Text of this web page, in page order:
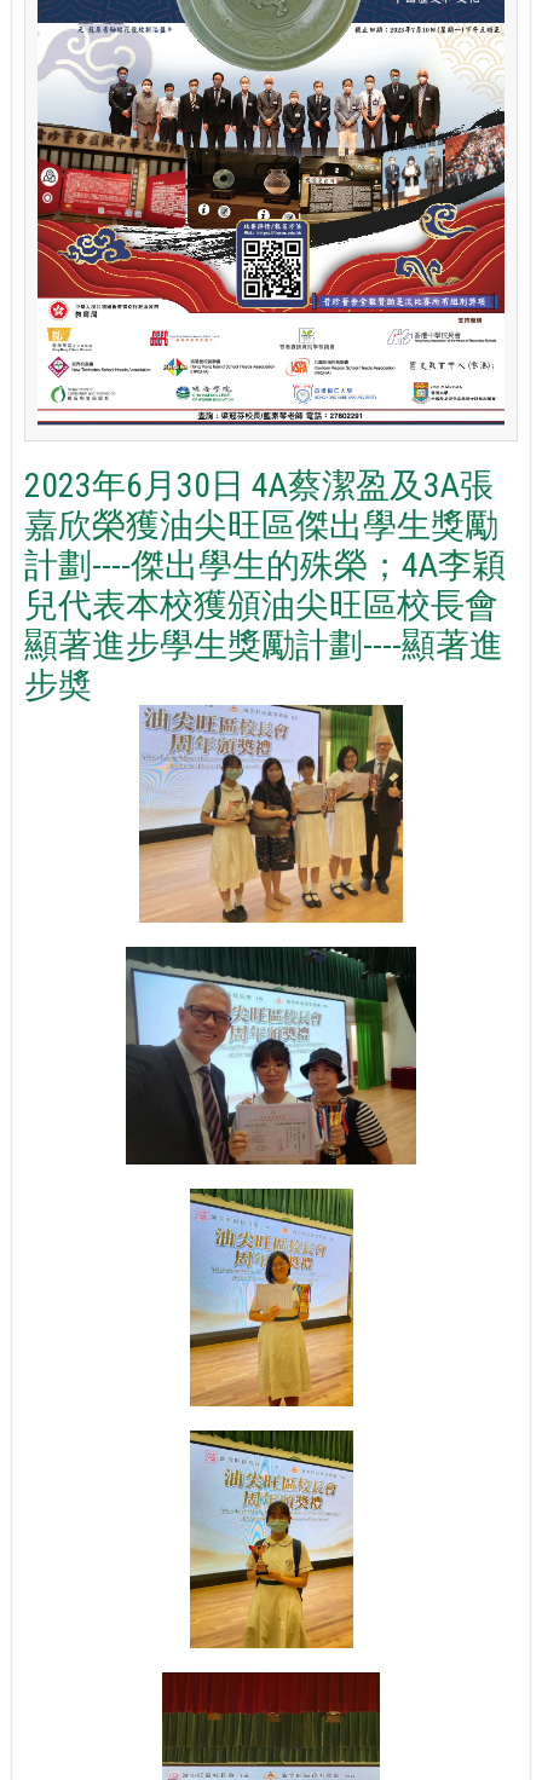
2023年6月30日 4A蔡潔盈及3A張
嘉欣榮獲油尖旺區傑出學生獎勵
計劃----傑出學生的殊榮；4A李穎
兒代表本校獲頒油尖旺區校長會
顯著進步學生獎勵計劃----顯著進
步奬